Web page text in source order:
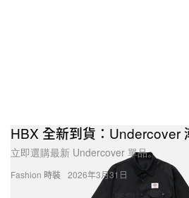
Fashion 時裝
HBX 全新到貨：Undercover
立即選購最新 Undercover 單品。
2026年3月31日